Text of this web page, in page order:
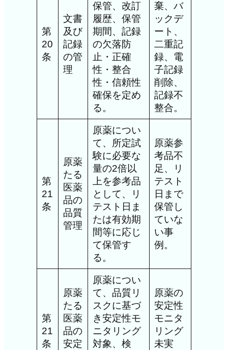
第
20
条
文書
及び
記録
の管
理
保管、改訂
履歴、保管
期間、記録
の欠落防
止・正確
性・整合
性・信頼性
確保を定め
る。
棄、バ
ックデ
ート、
二重記
録、電
子記録
削除、
記録不
整合。
第
21
条
原薬
たる
医薬
品の
品質
管理
原薬につい
て、所定試
験に必要な
量の2倍以
上を参考品
として、リ
テスト日ま
たは有効期
間等に応じ
て保管す
る。
原薬参
考品不
足、リ
テスト
日まで
保管し
ていな
い事
例。
第
21
条
原薬
たる
医薬
品の
安定
原薬につい
て、品質リ
スクに基づ
き安定性モ
ニタリング
対象、検
原薬の
安定性
モニタ
リング
未実